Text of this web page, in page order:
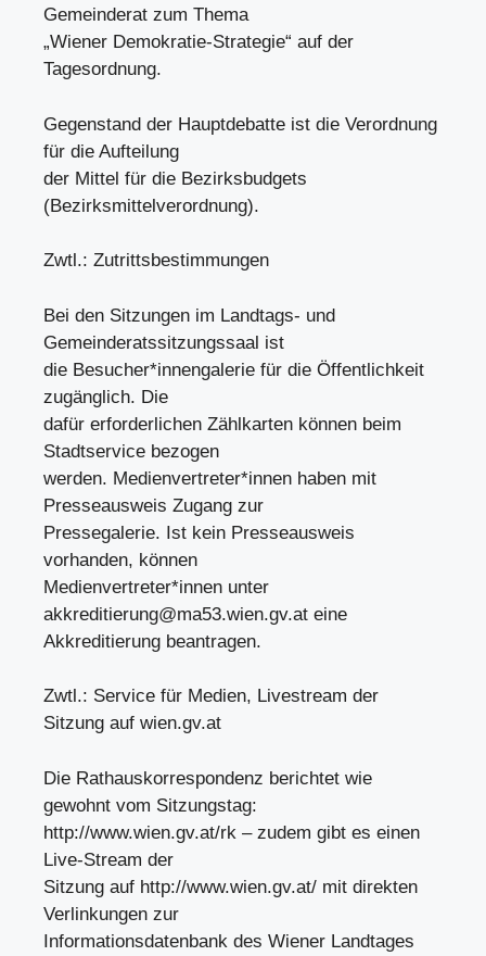
Gemeinderat zum Thema
„Wiener Demokratie-Strategie“ auf der
Tagesordnung.
Gegenstand der Hauptdebatte ist die Verordnung
für die Aufteilung
der Mittel für die Bezirksbudgets
(Bezirksmittelverordnung).
Zwtl.: Zutrittsbestimmungen
Bei den Sitzungen im Landtags- und
Gemeinderatssitzungssaal ist
die Besucher*innengalerie für die Öffentlichkeit
zugänglich. Die
dafür erforderlichen Zählkarten können beim
Stadtservice bezogen
werden. Medienvertreter*innen haben mit
Presseausweis Zugang zur
Pressegalerie. Ist kein Presseausweis
vorhanden, können
Medienvertreter*innen unter
akkreditierung@ma53.wien.gv.at eine
Akkreditierung beantragen.
Zwtl.: Service für Medien, Livestream der
Sitzung auf wien.gv.at
Die Rathauskorrespondenz berichtet wie
gewohnt vom Sitzungstag:
http://www.wien.gv.at/rk – zudem gibt es einen
Live-Stream der
Sitzung auf http://www.wien.gv.at/ mit direkten
Verlinkungen zur
Informationsdatenbank des Wiener Landtages